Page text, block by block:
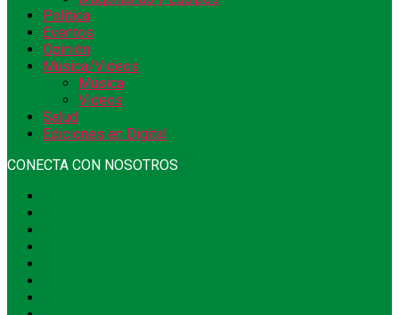
Política
Eventos
Opinión
Música/Videos
Música
Videos
Salud
Ediciones en Digital
CONECTA CON NOSOTROS